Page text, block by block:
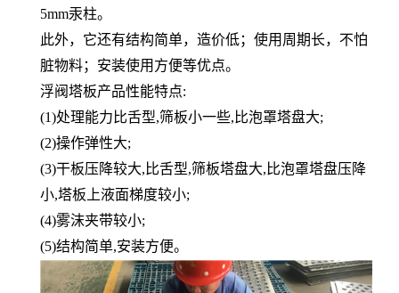
5mm汞柱。
此外，它还有结构简单，造价低；使用周期长，不怕
脏物料；安装使用方便等优点。
浮阀塔板产品性能特点:
(1)处理能力比舌型,筛板小一些,比泡罩塔盘大;
(2)操作弹性大;
(3)干板压降较大,比舌型,筛板塔盘大,比泡罩塔盘压降
小,塔板上液面梯度较小;
(4)雾沫夹带较小;
(5)结构简单,安装方便。